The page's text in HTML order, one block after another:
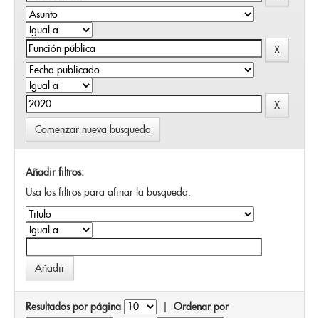
Comenzar nueva busqueda
Añadir filtros:
Usa los filtros para afinar la busqueda.
Resultados por página | Ordenar por